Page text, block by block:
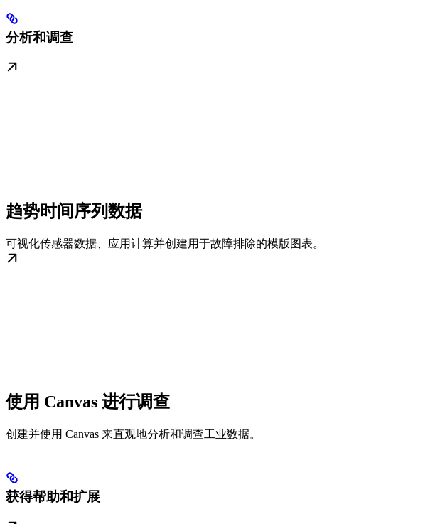
分析和调查
趋势时间序列数据
可视化传感器数据、应用计算并创建用于故障排除的模版图表。
使用 Canvas 进行调查
创建并使用 Canvas 来直观地分析和调查工业数据。
获得帮助和扩展